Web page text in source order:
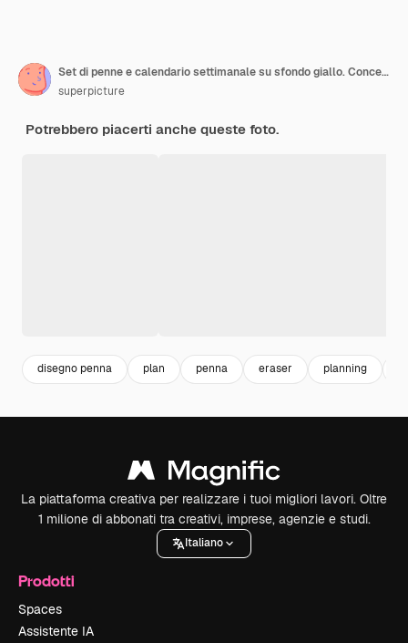
Set di penne e calendario settimanale su sfondo giallo. Concetto di pianificazione del mese vista dall'alto.
superpicture
Potrebbero piacerti anche queste foto.
disegno penna plan penna eraser planning
La piattaforma creativa per realizzare i tuoi migliori lavori. Oltre
1 milione di abbonati tra creativi, imprese, agenzie e studi.
Italiano
Prodotti
Spaces
Assistente IA